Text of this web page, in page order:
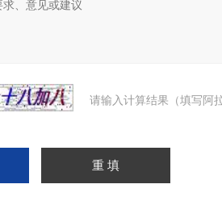
请输入计算结果（填写阿